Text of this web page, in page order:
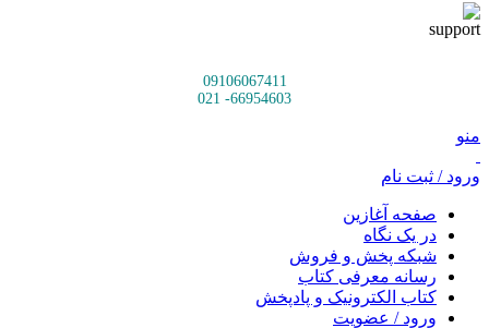
09106067411
66954603- 021
منو
ورود / ثبت نام
صفحه آغازین
در یک نگاه
شبکه پخش و فروش
رسانه معرفی کتاب
کتاب الکترونیک و پادپخش
ورود / عضویت